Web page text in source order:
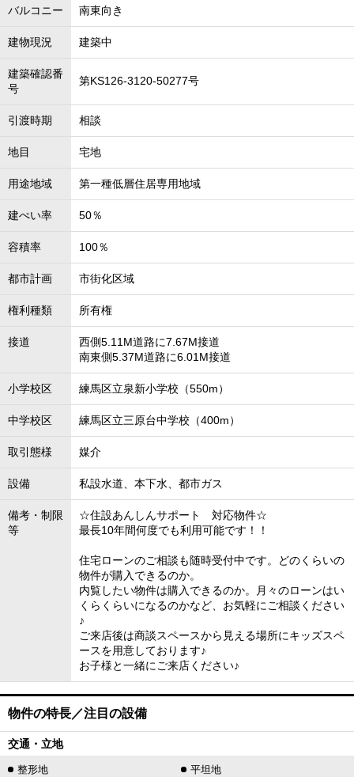
バルコニー 南東向き
建物現況 建築中
建築確認番
号
第KS126-3120-50277号
引渡時期 相談
地目 宅地
用途地域 第一種低層住居専用地域
建ぺい率 50％
容積率 100％
都市計画 市街化区域
権利種類 所有権
接道
西側5.11M道路に7.67M接道
南東側5.37M道路に6.01M接道
小学校区 練馬区立泉新小学校（550m）
中学校区 練馬区立三原台中学校（400m）
取引態様 媒介
設備 私設水道、本下水、都市ガス
備考・制限
等
☆住設あんしんサポート 対応物件☆
最長10年間何度でも利用可能です！！
住宅ローンのご相談も随時受付中です。どのくらいの
物件が購入できるのか。
内覧したい物件は購入できるのか。月々のローンはい
くらくらいになるのかなど、お気軽にご相談ください
♪
ご来店後は商談スペースから見える場所にキッズスペ
ースを用意しております♪
お子様と一緒にご来店ください♪
物件の特長／注目の設備
交通・立地
整形地
平坦地